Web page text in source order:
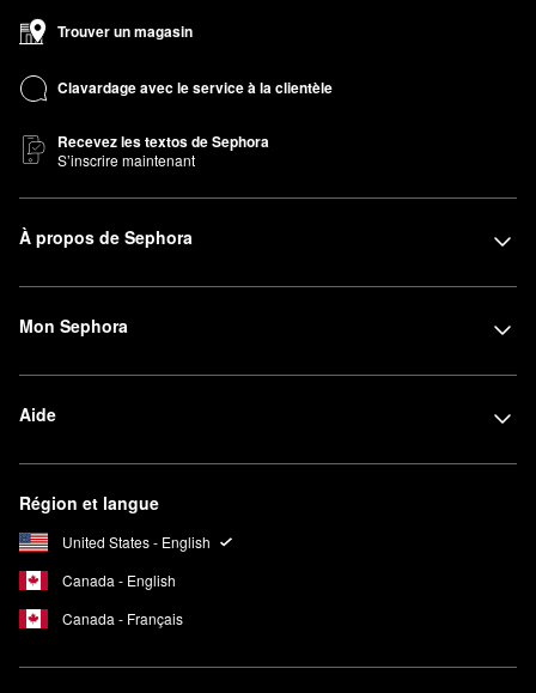
Trouver un magasin
Clavardage avec le service à la clientèle
Recevez les textos de Sephora
S’inscrire maintenant
À propos de Sephora
Mon Sephora
Aide
Région et langue
United States - English
Canada - English
Canada - Français